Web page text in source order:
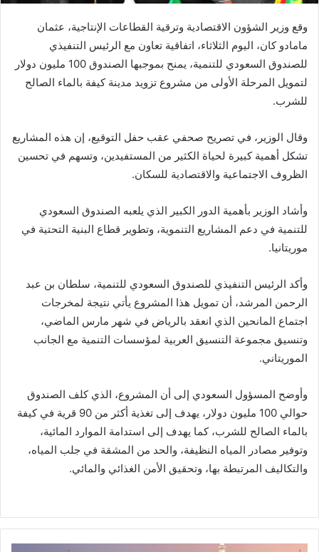
وقع وزير الشؤون الاقتصادية وترقية القطاعات الإنتاجية، عثمان
مامادو كان، اليوم الثلاثاء، اتفاقية تعاون مع الرئيس التنفيذي
للصندوق السعودي للتنمية، يمنح بموجبها الصندوق 100 مليون دولار
لتمويل المرحلة الأولى من مشروع تزويد مدينة كيفة بالماء الصالح
للشرب.
وقال الوزير، في تصريح صحفي عقب حفل التوقيع، إن هذه المشاريع
تشكل أهمية كبيرة لحياة الكثير من المستفيدين، وتسهم في تحسين
الظروف الاجتماعية والاقتصادية للسكان.
وأشاد الوزير بأهمية الدور الكبير الذي يلعبه الصندوق السعودي
للتنمية في دعم المشاريع التنموية، وتطوير قطاع البنية التحتية في
موريتانيا.
وأكد الرئيس التنفيذي للصندوق السعودي للتنمية، سلطان بن عبد
الرحمن المرشد، أن تمويل هذا المشروع يأتي نتيجة لمخرجات
اجتماع المانحين الذي انعقد بالرياض في شهر مارس الماضي،
وتنسيق مجموعة التنسيق العربية لمؤسسات التنمية مع الجانب
الموريتاني.
وأوضح المسؤول السعودي إلى أن المشروع، الذي كلف الصندوق
حوالي 100 مليون دولار، يهدف إلى تغذية أكثر من 90 قرية في كيفة
بالماء الصالح للشرب، كما يهدف إلى استدامة الموارد المائية،
وتوفير مصادر المياه النظيفة، والحد من المشقة في جلب المياه،
والتكاليف المرتبطة بها، وتحقيق الأمن الغذائي والمائي.